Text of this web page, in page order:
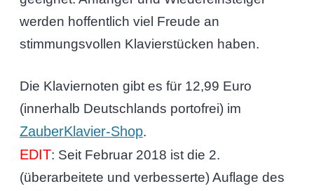
werden hoffentlich viel Freude an
stimmungsvollen Klavierstücken haben.
Die Klaviernoten gibt es für 12,99 Euro
(innerhalb Deutschlands portofrei) im
ZauberKlavier-Shop.
EDIT: Seit Februar 2018 ist die 2.
(überarbeitete und verbesserte) Auflage des